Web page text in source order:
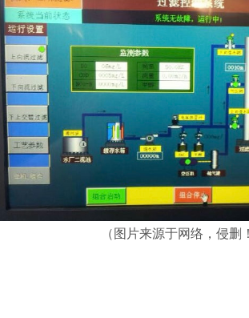
（图片来源于网络，侵删